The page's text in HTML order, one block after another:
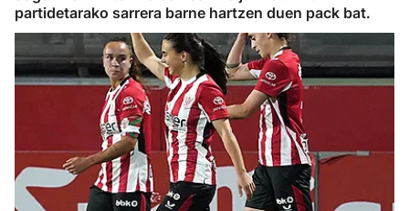
Herri-kirolak
Eskubaloia
Atletismoa
partidetarako sarrera barne hartzen duen pack bat.